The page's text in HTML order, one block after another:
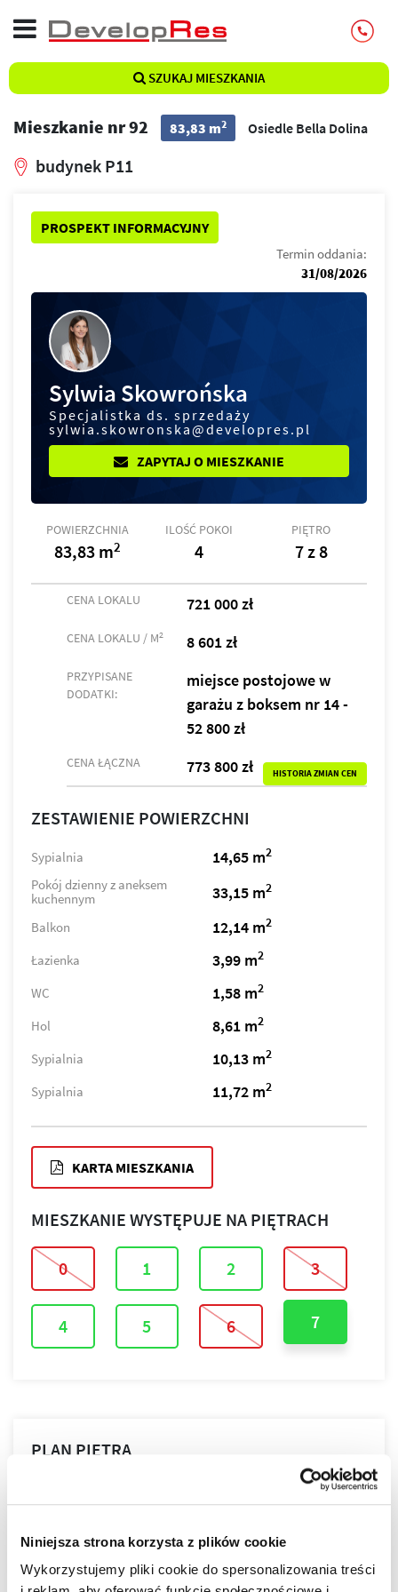
Niniejsza strona korzysta z plików cookie
Wykorzystujemy pliki cookie do spersonalizowania treści
SZUKAJ MIESZKANIA
Mieszkanie nr 92 83,83 m2 Osiedle Bella Dolina
budynek P11
PROSPEKT INFORMACYJNY
Termin oddania:
31/08/2026
Sylwia Skowrońska
Specjalistka ds. sprzedaży
sylwia.skowronska@developres.pl
ZAPYTAJ O MIESZKANIE
POWIERZCHNIA
83,83 m2
ILOŚĆ POKOI
4
PIĘTRO
7 z 8
CENA LOKALU 721 000 zł
CENA LOKALU / M2 8 601 zł
PRZYPISANE
DODATKI:
miejsce postojowe w
garażu z boksem nr 14 -
52 800 zł
CENA ŁĄCZNA 773 800 zł HISTORIA ZMIAN CEN
ZESTAWIENIE POWIERZCHNI
Sypialnia 14,65 m2
Pokój dzienny z aneksem
kuchennym
33,15 m2
Balkon 12,14 m2
Łazienka 3,99 m2
WC 1,58 m2
Hol 8,61 m2
Sypialnia 10,13 m2
Sypialnia 11,72 m2
KARTA MIESZKANIA
MIESZKANIE WYSTĘPUJE NA PIĘTRACH
0 1 2 3
4 5 6 7
PLAN PIĘTRA
PLAN MIESZKANIA